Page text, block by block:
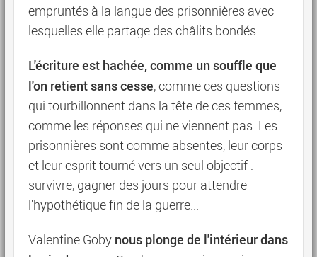
empruntés à la langue des prisonnières avec
lesquelles elle partage des châlits bondés.
L'écriture est hachée, comme un souffle que
l'on retient sans cesse, comme ces questions
qui tourbillonnent dans la tête de ces femmes,
comme les réponses qui ne viennent pas. Les
prisonnières sont comme absentes, leur corps
et leur esprit tourné vers un seul objectif :
survivre, gagner des jours pour attendre
l'hypothétique fin de la guerre...
Valentine Goby nous plonge de l'intérieur dans